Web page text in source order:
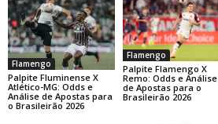
Flamengo
Palpite Fluminense X
Atlético-MG: Odds e
Análise de Apostas para
o Brasileirão 2026
Flamengo
Palpite Flamengo X
Remo: Odds e Análise
de Apostas para o
Brasileirão 2026